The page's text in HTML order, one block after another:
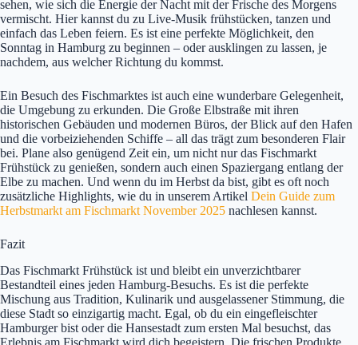
sehen, wie sich die Energie der Nacht mit der Frische des Morgens
vermischt. Hier kannst du zu Live-Musik frühstücken, tanzen und
einfach das Leben feiern. Es ist eine perfekte Möglichkeit, den
Sonntag in Hamburg zu beginnen – oder ausklingen zu lassen, je
nachdem, aus welcher Richtung du kommst.
Ein Besuch des Fischmarktes ist auch eine wunderbare Gelegenheit,
die Umgebung zu erkunden. Die Große Elbstraße mit ihren
historischen Gebäuden und modernen Büros, der Blick auf den Hafen
und die vorbeiziehenden Schiffe – all das trägt zum besonderen Flair
bei. Plane also genügend Zeit ein, um nicht nur das Fischmarkt
Frühstück zu genießen, sondern auch einen Spaziergang entlang der
Elbe zu machen. Und wenn du im Herbst da bist, gibt es oft noch
zusätzliche Highlights, wie du in unserem Artikel Dein Guide zum
Herbstmarkt am Fischmarkt November 2025 nachlesen kannst.
Fazit
Das Fischmarkt Frühstück ist und bleibt ein unverzichtbarer
Bestandteil eines jeden Hamburg-Besuchs. Es ist die perfekte
Mischung aus Tradition, Kulinarik und ausgelassener Stimmung, die
diese Stadt so einzigartig macht. Egal, ob du ein eingefleischter
Hamburger bist oder die Hansestadt zum ersten Mal besuchst, das